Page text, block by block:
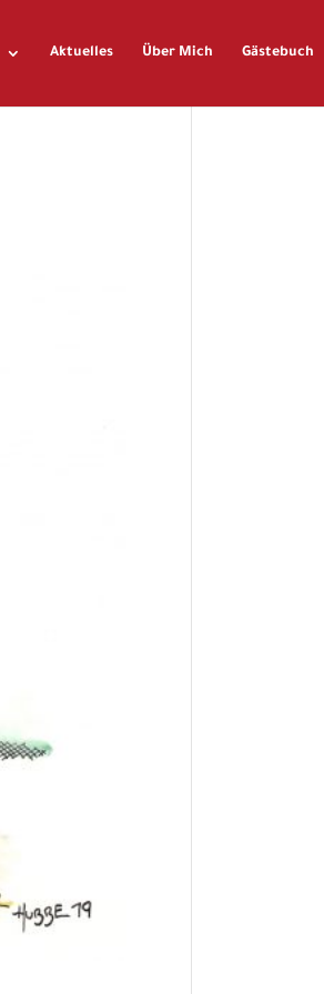
Aktuelles Über Mich Gästebuch